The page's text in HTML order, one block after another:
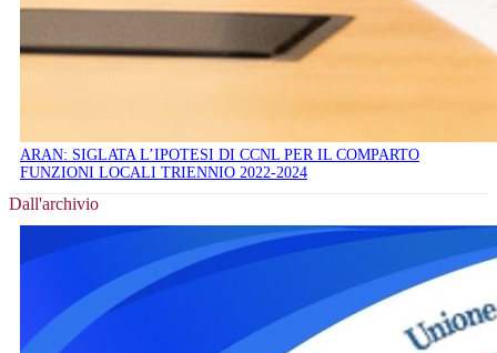
ARAN: SIGLATA L’IPOTESI DI CCNL PER IL COMPARTO
FUNZIONI LOCALI TRIENNIO 2022-2024
Dall'archivio